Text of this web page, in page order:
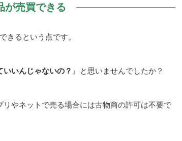
売買できる
きるという点です。
いんじゃないの？ 』と思いませんでしたか？
リやネットで売る場合には古物商の許可は不要で